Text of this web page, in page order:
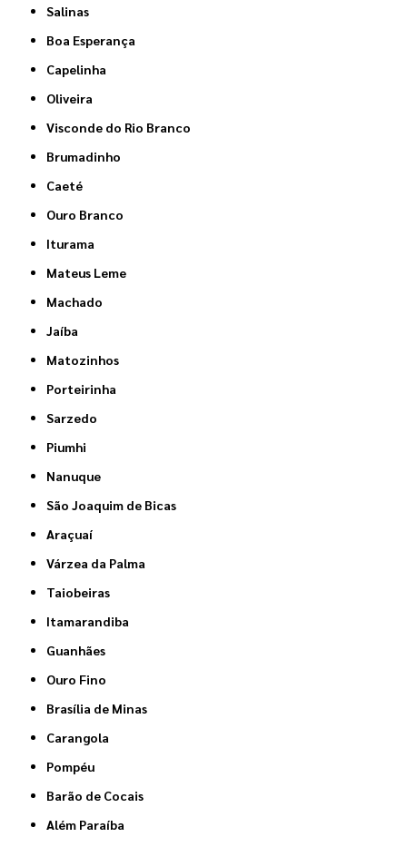
Salinas
Boa Esperança
Capelinha
Oliveira
Visconde do Rio Branco
Brumadinho
Caeté
Ouro Branco
Iturama
Mateus Leme
Machado
Jaíba
Matozinhos
Porteirinha
Sarzedo
Piumhi
Nanuque
São Joaquim de Bicas
Araçuaí
Várzea da Palma
Taiobeiras
Itamarandiba
Guanhães
Ouro Fino
Brasília de Minas
Carangola
Pompéu
Barão de Cocais
Além Paraíba